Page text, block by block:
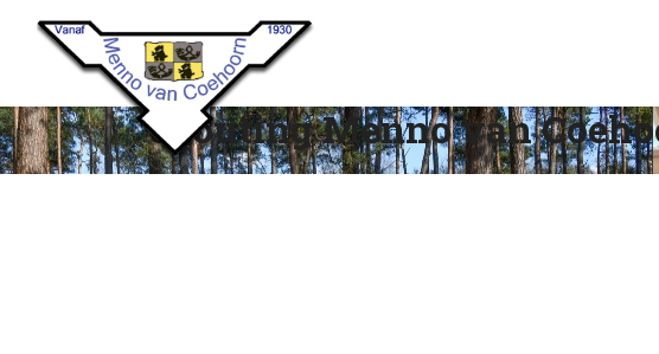
Scouting Menno van